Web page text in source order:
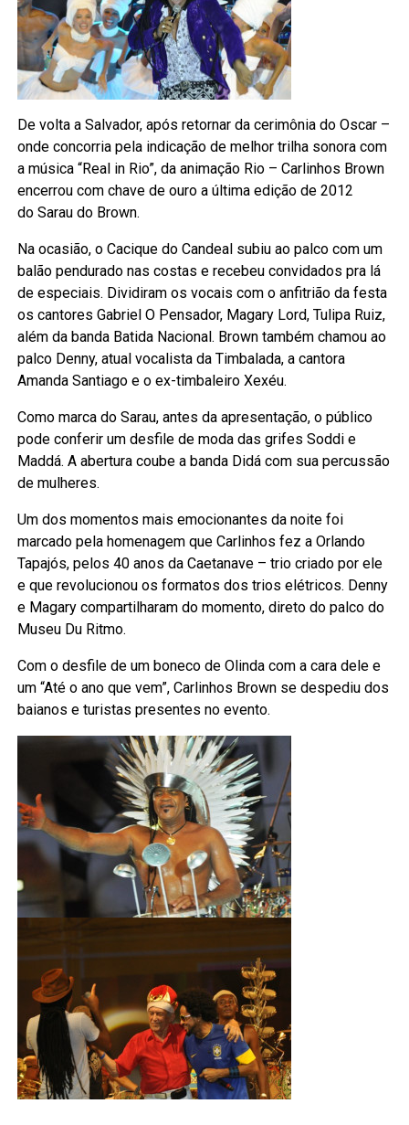
De volta a Salvador, após retornar da cerimônia do Oscar –
onde concorria pela indicação de melhor trilha sonora com
a música “Real in Rio”, da animação Rio – Carlinhos Brown
encerrou com chave de ouro a última edição de 2012
do Sarau do Brown.
Na ocasião, o Cacique do Candeal subiu ao palco com um
balão pendurado nas costas e recebeu convidados pra lá
de especiais. Dividiram os vocais com o anfitrião da festa
os cantores Gabriel O Pensador, Magary Lord, Tulipa Ruiz,
além da banda Batida Nacional. Brown também chamou ao
palco Denny, atual vocalista da Timbalada, a cantora
Amanda Santiago e o ex-timbaleiro Xexéu.
Como marca do Sarau, antes da apresentação, o público
pode conferir um desfile de moda das grifes Soddi e
Maddá. A abertura coube a banda Didá com sua percussão
de mulheres.
Um dos momentos mais emocionantes da noite foi
marcado pela homenagem que Carlinhos fez a Orlando
Tapajós, pelos 40 anos da Caetanave – trio criado por ele
e que revolucionou os formatos dos trios elétricos. Denny
e Magary compartilharam do momento, direto do palco do
Museu Du Ritmo.
Com o desfile de um boneco de Olinda com a cara dele e
um “Até o ano que vem”, Carlinhos Brown se despediu dos
baianos e turistas presentes no evento.